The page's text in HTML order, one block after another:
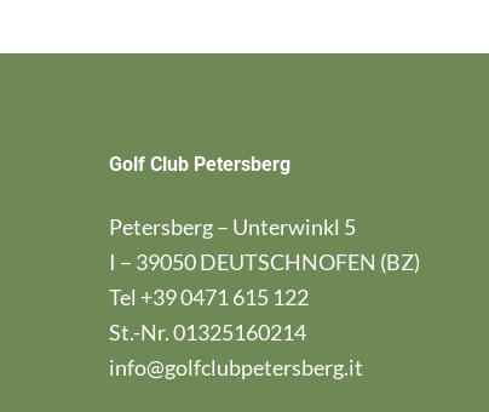
Golf Club Petersberg
Petersberg – Unterwinkl 5
I – 39050 DEUTSCHNOFEN (BZ)
Tel +39 0471 615 122
St.-Nr. 01325160214
info@golfclubpetersberg.it